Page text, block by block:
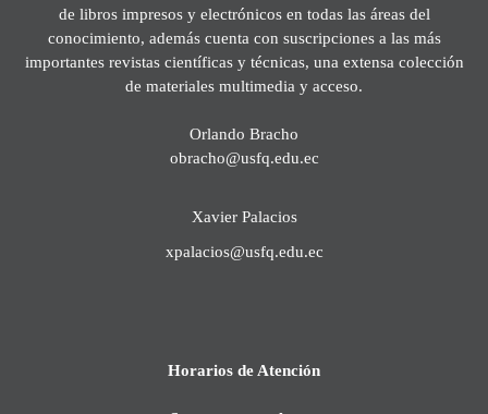
de libros impresos y electrónicos en todas las áreas del
conocimiento, además cuenta con suscripciones a las más
importantes revistas científicas y técnicas, una extensa colección
de materiales multimedia y acceso.
Orlando Bracho
obracho@usfq.edu.ec
Xavier Palacios
xpalacios@usfq.edu.ec
Horarios de Atención